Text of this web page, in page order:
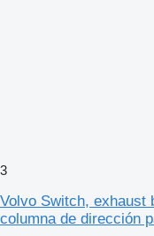
3
Volvo Switch, exhaust
columna de dirección